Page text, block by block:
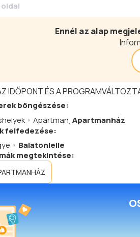
Ennél az alap
IDŐPONT ÉS A
böngészése:
Apartman, Apartmanház
felfedezése:
Balatonlelle
megtekintése: